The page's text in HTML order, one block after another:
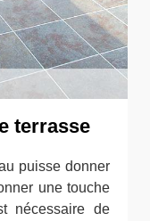
terrasse
puisse donner
une touche
nécessaire de